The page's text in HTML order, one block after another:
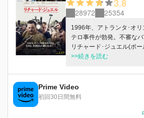
28972 25354
1996年、アトランタ･オ
テロ事件が勃発。不審な
リチャード･ジュエル(ポ
ザー)の迅速な通報によっ
ことでFBIから疑われ、第
れてしまう。ジュエルの
士のワトソン・ブライア
ル)は、この捜査に異を
>>続きを読む
Prime Video
初回30日間無料